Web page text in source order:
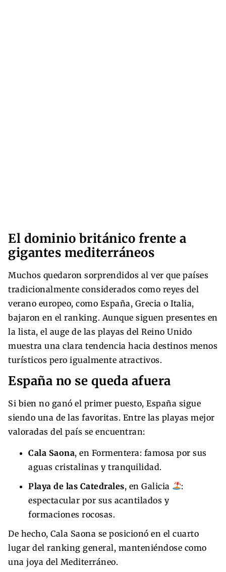
El dominio británico frente a
gigantes mediterráneos
Muchos quedaron sorprendidos al ver que países
tradicionalmente considerados como reyes del
verano europeo, como España, Grecia o Italia,
bajaron en el ranking. Aunque siguen presentes en
la lista, el auge de las playas del Reino Unido
muestra una clara tendencia hacia destinos menos
turísticos pero igualmente atractivos.
España no se queda afuera
Si bien no ganó el primer puesto, España sigue
siendo una de las favoritas. Entre las playas mejor
valoradas del país se encuentran:
Cala Saona, en Formentera: famosa por sus
aguas cristalinas y tranquilidad.
Playa de las Catedrales, en Galicia
:
espectacular por sus acantilados y
formaciones rocosas.
De hecho, Cala Saona se posicionó en el cuarto
lugar del ranking general, manteniéndose como
una joya del Mediterráneo.